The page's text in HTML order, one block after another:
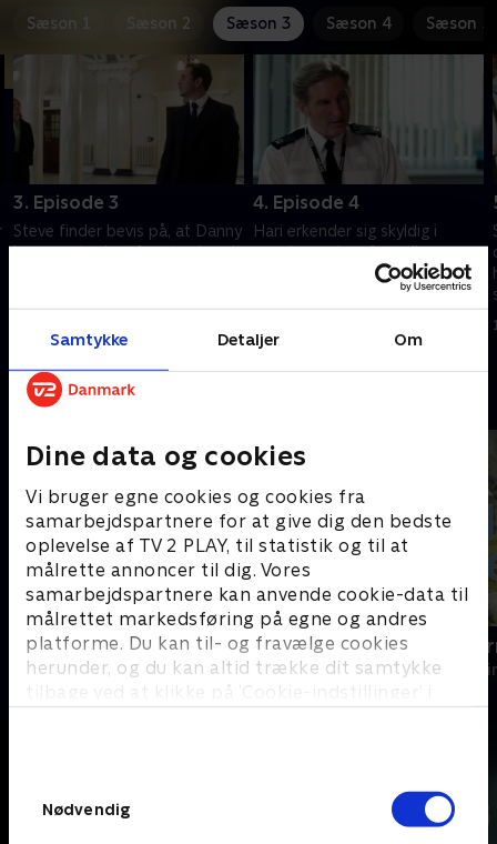
Samtykke Detaljer Om
Dine data og cookies
Vi bruger egne cookies og cookies fra
samarbejdspartnere for at give dig den bedste
oplevelse af TV 2 PLAY, til statistik og til at
målrette annoncer til dig. Vores
samarbejdspartnere kan anvende cookie-data til
målrettet markedsføring på egne og andres
platforme. Du kan til- og fravælge cookies
herunder, og du kan altid trække dit samtykke
tilbage ved at klikke på ’Cookie-indstillinger’ i
Nødvendig
Sæson 1 Sæson 2 Sæson 3 Sæson 4 Sæson 5
3. Episode 3
Steve finder bevis på, at Danny
har været udsat for et seksuelt
4. Episode 4
Hari erkender sig skyldig i
mord, men han fortæller
samtidig, at han har været
udsat for afpresning. Steve
graver i Dannys fortid, og AC-
12 kæmper med mistro.
Andre så også
En sag for Frost
Krimi & Spænding • 9 sæsoner
Mord i
Krimi &